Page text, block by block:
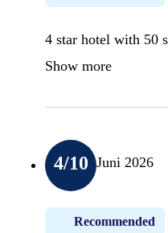
4 star hotel with 50
Show more
4/10 Juni 2026
Recommended